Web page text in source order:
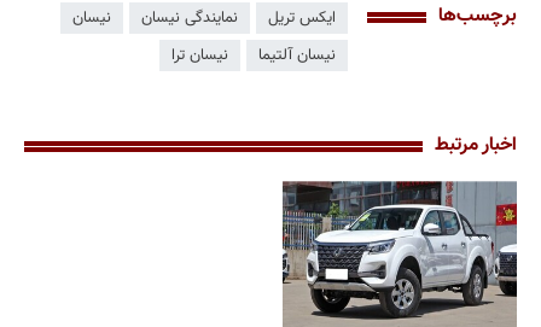
برچسب‌ها ایکس تریل نمایندگی نیسان
نیسان
نیسان آلتیما
نیسان ترا
اخبار مرتبط